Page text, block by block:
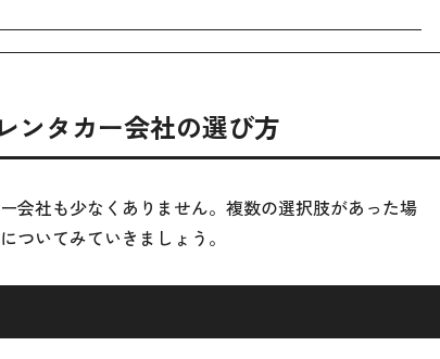
ンタカー会社の選び方
会社も少なくありません。複数の選択肢があった場
ついてみていきましょう。